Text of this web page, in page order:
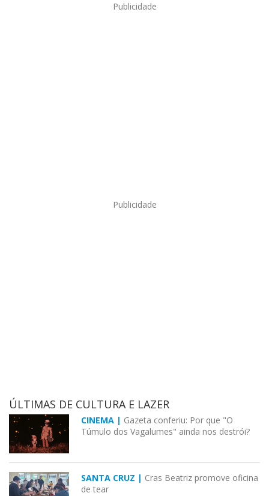
Publicidade
Publicidade
ÚLTIMAS DE CULTURA E LAZER
CINEMA | Gazeta conferiu: Por que "O
Túmulo dos Vagalumes" ainda nos destrói?
SANTA CRUZ | Cras Beatriz promove oficina
de tear